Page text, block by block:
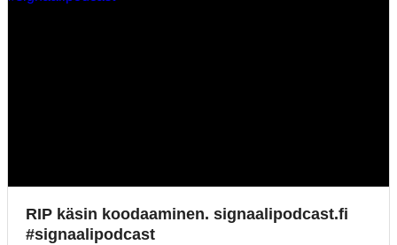
RIP käsin koodaaminen. signaalipodcast.fi
#signaalipodcast